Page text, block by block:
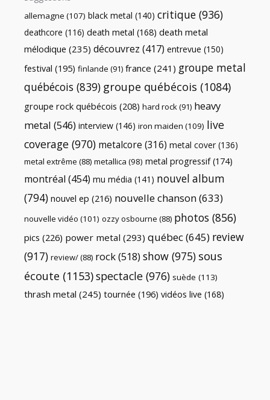
allemagne (107) black metal (140) critique (936)
deathcore (116) death metal (168) death metal
mélodique (235) découvrez (417) entrevue (150)
festival (195) finlande (91) france (241) groupe metal
québécois (839) groupe québécois (1084)
groupe rock québécois (208) hard rock(91) heavy
metal (546) interview (146) iron maiden (109) live
coverage (970) metalcore (316) metal cover (136)
metal extrême (88) metallica (98) metal progressif(174)
montréal (454) mu média (141) nouvel album
(794) nouvel ep (216) nouvelle chanson(633)
nouvelle vidéo (101) ozzy osbourne (88) photos (856)
pics (226) power metal (293) québec(645) review
(917) review/(88) rock(518) show (975) sous
écoute (1153)spectacle (976) suède (113)
thrash metal (245) tournée (196) vidéos live (168)